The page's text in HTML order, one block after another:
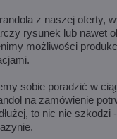
z naszej oferty,
rysunek lub nawet
możliwości
sobie poradzić w
na zamówienie
to nic nie